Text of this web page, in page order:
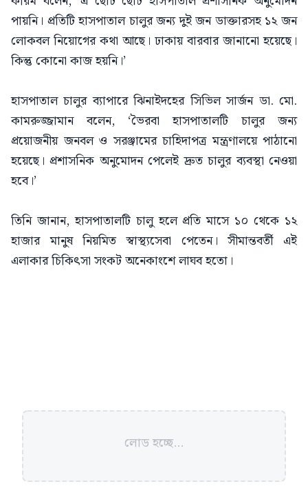
পায়নি। প্রতিটি হাসপাতাল চালুর জন্য দুই জন ডাক্তারসহ ১২ জন
লোকবল নিয়োগের কথা আছে। ঢাকায় বারবার জানানো হয়েছে।
কিন্তু কোনো কাজ হয়নি।’
হাসপাতাল চালুর ব্যাপারে ঝিনাইদহের সিভিল সার্জন ডা. মো.
কামরুজ্জামান বলেন, ‘ভৈরবা হাসপাতালটি চালুর জন্য
প্রয়োজনীয় জনবল ও সরঞ্জামের চাহিদাপত্র মন্ত্রণালয়ে পাঠানো
হয়েছে। প্রশাসনিক অনুমোদন পেলেই দ্রুত চালুর ব্যবস্থা নেওয়া
হবে।’
তিনি জানান, হাসপাতালটি চালু হলে প্রতি মাসে ১০ থেকে ১২
হাজার মানুষ নিয়মিত স্বাস্থ্যসেবা পেতেন। সীমান্তবর্তী এই
এলাকার চিকিৎসা সংকট অনেকাংশে লাঘব হতো।
লোড হচ্ছে...